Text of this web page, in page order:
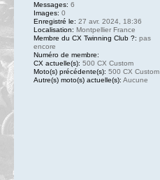
Messages: 6
Images: 0
Enregistré le: 27 avr. 2024, 18:36
Localisation: Montpellier France
Membre du CX Twinning Club ?: pas
encore
Numéro de membre:
CX actuelle(s): 500 CX Custom
Moto(s) précédente(s): 500 CX Custom
Autre(s) moto(s) actuelle(s): Aucune